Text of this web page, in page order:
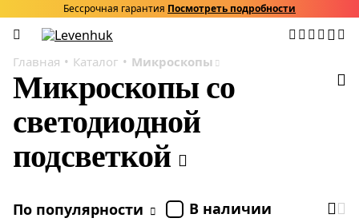
Бессрочная гарантия Посмотреть подробности
Главная Каталог Микроскопы
Микроскопы со
светодиодной
подсветкой
По популярности В наличии